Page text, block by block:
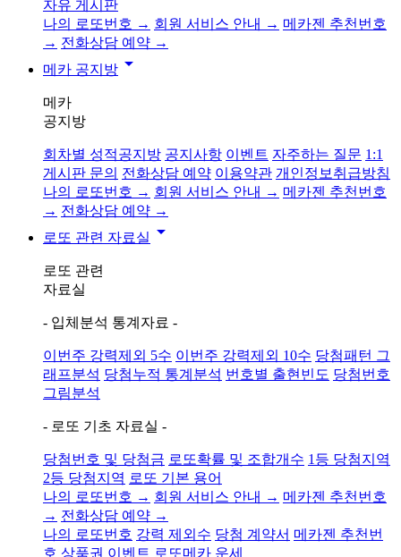
자유 게시판
나의 로또번호 → 회원 서비스 안내 → 메카젠 추천번호
→ 전화상담 예약 →
메카 공지방 arrow_drop_down
메카
공지방
회차별 성적공지방 공지사항 이벤트 자주하는 질문 1:1
게시판 문의 전화상담 예약 이용약관 개인정보취급방침
나의 로또번호 → 회원 서비스 안내 → 메카젠 추천번호
→ 전화상담 예약 →
로또 관련 자료실 arrow_drop_down
로또 관련
자료실
- 입체분석 통계자료 -
이번주 강력제외 5수 이번주 강력제외 10수 당첨패턴 그
래프분석 당첨누적 통계분석 번호별 출현빈도 당첨번호
그림분석
- 로또 기초 자료실 -
당첨번호 및 당첨금 로또확률 및 조합개수 1등 당첨지역
2등 당첨지역 로또 기본 용어
나의 로또번호 → 회원 서비스 안내 → 메카젠 추천번호
→ 전화상담 예약 →
나의 로또번호 강력 제외수 당첨 계약서 메카젠 추천번
호 상품권 이벤트 로또메카 운세